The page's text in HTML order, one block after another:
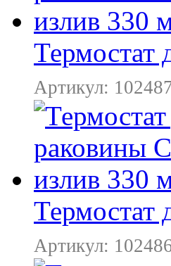
Термостат
Артикул:
Термостат
Артикул: